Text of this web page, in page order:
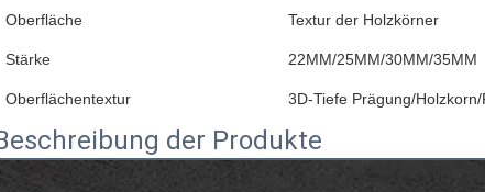
Oberfläche Textur der Holzkörner
Stärke 22MM/25MM/30MM/35MM
Oberflächentextur 3D-Tiefe Prägung/
der Produkte